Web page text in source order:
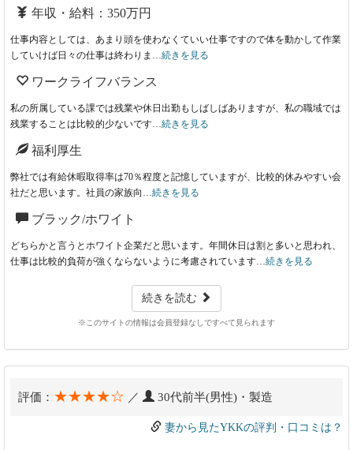
年収・給料：350万円
仕事内容としては、あまり頭を使わなくていい仕事ですので体を動かして作業
していけば日々の仕事は終わりま…続きを見る
ワークライフバランス
私の所属している課では残業や休日出勤もしばしばありますが、私の職域では
残業することは比較的少ないです…続きを見る
福利厚生
弊社では有給休暇取得率は70％程度と記憶していますが、比較的休みやすい会
社だと思います。社員の家族向…続きを見る
ブラック/ホワイト
どちらかと言うとホワイト企業だと思います。年間休日は割と多いと思われ、
仕事は比較的負荷が強くならないように考慮されています…続きを見る
続きを読む
※このサイトの情報は会員登録なしですべて見られます
評価： ★★★★☆ ／ 30代前半(男性)・製造
妻から見たYKKの評判・口コミは？